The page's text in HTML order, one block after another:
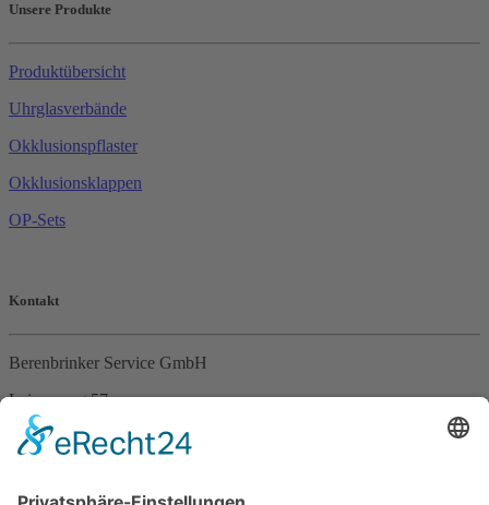
Unsere Produkte
Produktübersicht
Uhrglasverbände
Okklusionspflaster
Okklusionsklappen
OP-Sets
Kontakt
Berenbrinker Service GmbH
Leinenweg 57
33415 Verl